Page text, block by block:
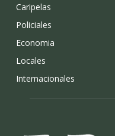
Caripelas
Policiales
Economia
Locales
Internacionales